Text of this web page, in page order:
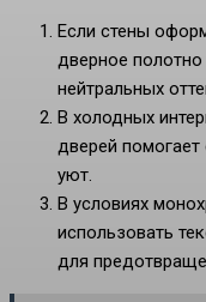
Если стены
дверное
нейтральных
В холодных
дверей помогает
уют.
В условиях
использовать
для